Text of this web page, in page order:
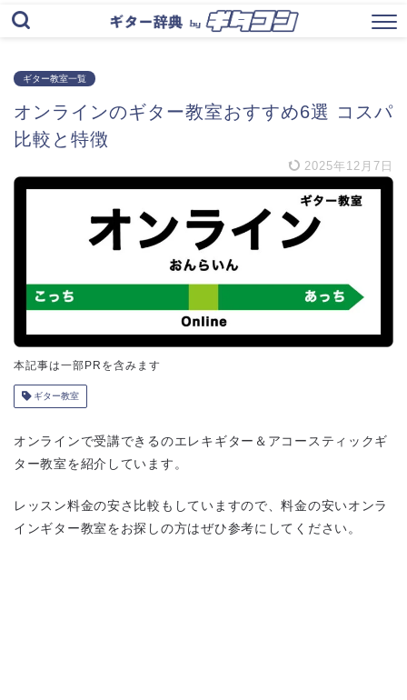
ギター教室一覧
オンラインのギター教室おすすめ6選 コスパ
比較と特徴
2025年12月7日
本記事は一部PRを含みます
ギター教室
オンラインで受講できるのエレキギター＆アコースティックギ
ター教室を紹介しています。
レッスン料金の安さ比較もしていますので、料金の安いオンラ
インギター教室をお探しの方はぜひ参考にしてください。